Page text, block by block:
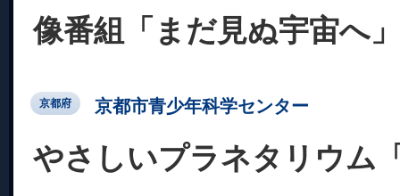
像番組「まだ見ぬ宇宙へ」
京都府 京都市青少年科学センター
やさしいプラネタリウム